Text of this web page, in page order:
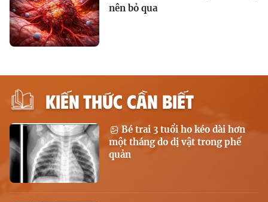
nên bỏ qua
KIẾN THỨC CẦN BIẾT
Bé trai 3 tuổi ho kéo dài hơn
một tháng do dị vật trong phế
quản